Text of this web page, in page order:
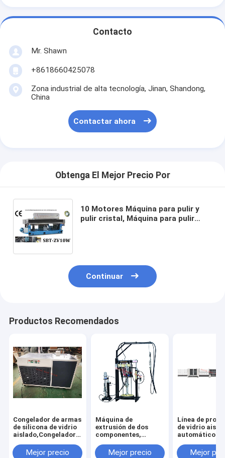
Contacto
Mr. Shawn
+8618660425078
Zona industrial de alta tecnología, Jinan, Shandong,
China
Contactar ahora
Obtenga El Mejor Precio Por
10 Motores Máquina para pulir y
pulir cristal, Máquina para pulir
Continuar
Productos Recomendados
Congelador de armas
de silicona de vidrio
aislado,Congelador
silicona de vidrio
Mejor precio
Máquina de
extrusión de dos
componentes,
extrusión de silicona
Mejor precio
Línea de
de vidrio
automático de
de producción
Mejor